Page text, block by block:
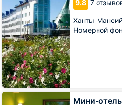
9.8 7
Ханты-
Номерной
Мини-
Мини-